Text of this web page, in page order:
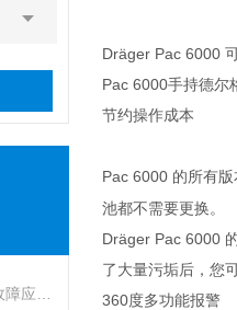
​Dräger Pac 6000
Pac 6000手持德尔
节约操作成本
​Pac 6000 的所有
池都不需要更换。
Dräger Pac 6000
了大量污垢后，您
360度多功能报警